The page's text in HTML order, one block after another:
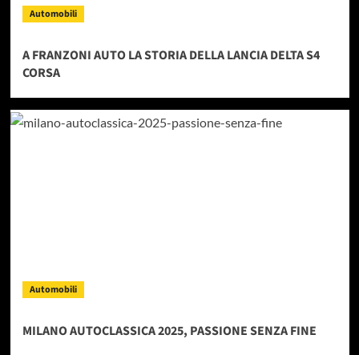
Automobili
A FRANZONI AUTO LA STORIA DELLA LANCIA DELTA S4
CORSA
Automobili
MILANO AUTOCLASSICA 2025, PASSIONE SENZA FINE